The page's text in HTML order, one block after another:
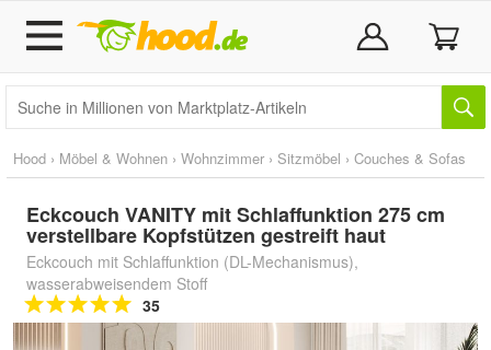
Hood › Möbel & Wohnen › Wohnzimmer › Sitzmöbel › Couches & Sofas
Eckcouch VANITY mit Schlaffunktion 275 cm
verstellbare Kopfstützen gestreift haut
Eckcouch mit Schlaffunktion (DL-Mechanismus),
wasserabweisendem Stoff
35